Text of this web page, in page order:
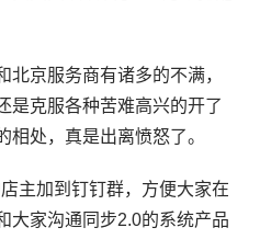
京服务商有诸多的不满，
是克服各种苦难高兴的开了
相处，真是出离愤怒了。
主加到钉钉群，方便大家在
大家沟通同步2.0的系统产品